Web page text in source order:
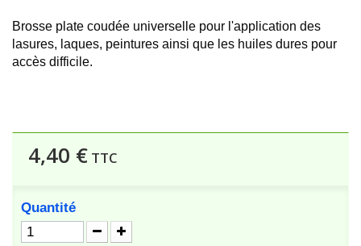
Brosse plate coudée universelle pour l'application des
lasures, laques, peintures ainsi que les huiles dures pour
accès difficile.
4,40 € TTC
Quantité